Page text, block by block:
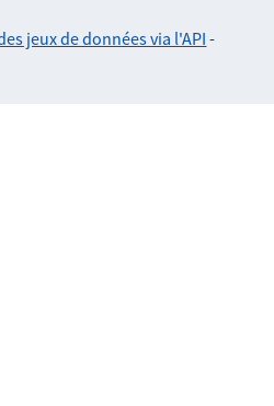
jeux de données via l'API -